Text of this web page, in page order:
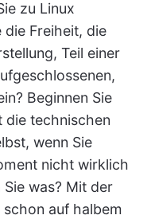
zu Linux
die Freiheit, die
Teil einer
Beginnen Sie
die technischen
wenn Sie
nicht wirklich
was? Mit der
auf halbem